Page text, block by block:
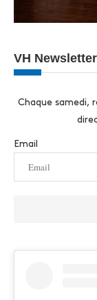
VH Newsletter
Chaque samedi,
Email